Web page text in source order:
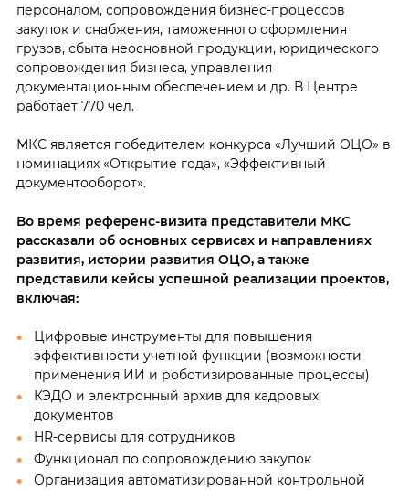
персоналом, сопровождения бизнес-процессов
закупок и снабжения, таможенного оформления
грузов, сбыта неосновной продукции, юридического
сопровождения бизнеса, управления
документационным обеспечением и др. В Центре
работает 770 чел.
МКС является победителем конкурса «Лучший ОЦО» в
номинациях «Открытие года», «Эффективный
документооборот».
Во время референс-визита представители МКС
рассказали об основных сервисах и направлениях
развития, истории развития ОЦО, а также
представили кейсы успешной реализации проектов,
включая:
Цифровые инструменты для повышения
эффективности учетной функции (возможности
применения ИИ и роботизированные процессы)
КЭДО и электронный архив для кадровых
документов
HR-сервисы для сотрудников
Функционал по сопровождению закупок
Организация автоматизированной контрольной